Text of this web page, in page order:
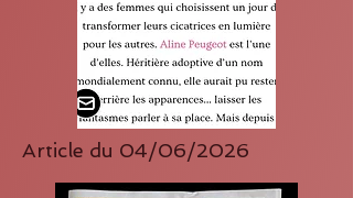
Article du 04/06/2026